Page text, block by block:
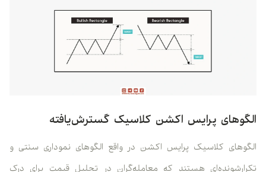
الگوهای پرایس اکشن کلاسیک گسترش‌یافته
الگوهای کلاسیک پرایس اکشن در واقع الگوهای نموداری سنتی و
تکرارشونده‌ای هستند که معامله‌گران در تحلیل قیمت برای درک